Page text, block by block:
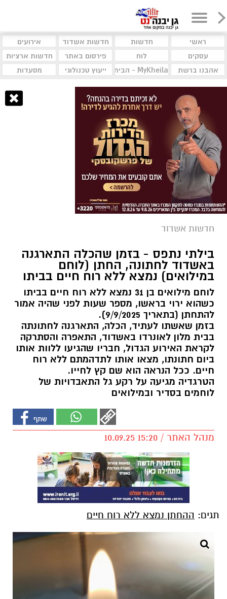
ראשי חדשות חדשות אשדוד
אירועים
עסקים
לוח פירסום באתר
חדשות ארציות
אהבנו ברשת
MyKheila - הבית לעסקים וקהילות ייעוץ טכנולוגי מסעדות
חדשות אשדוד
בילתי נתפס - בזמן שהכלה התארגנה
באשדוד לחתונה, החתן (לוחם
במילואים) נמצא ללא רוח חיים בביתו
לוחם מילואים בן 31 נמצא ללא רוח חיים בביתו
כשהוא ירוי בראשו, מספר שעות לפני שהיה אמור
להתחתן (בתאריך 9/9/2025).
בזמן שאשתו לעתיד, הכלה, התארגנה לחתונתה
בבית מלון לאונרדו באשדוד, התאפרה והסתרקה
לקראת האירוע הגדול, חבריו שהגיעו ללוות אותו
ביום חתונתו, מצאו אותו לתדהמתם ללא רוח
חיים. ככל הנראה הוא שם קץ לחייו.
הטרגדיה מגיעה על רקע גל התאבדויות של
לוחמים בסדיר ובמילואים
מנהל האתר / 15:20 10.09.25
תגים: ההחתן נמצא ללא רוח חיים